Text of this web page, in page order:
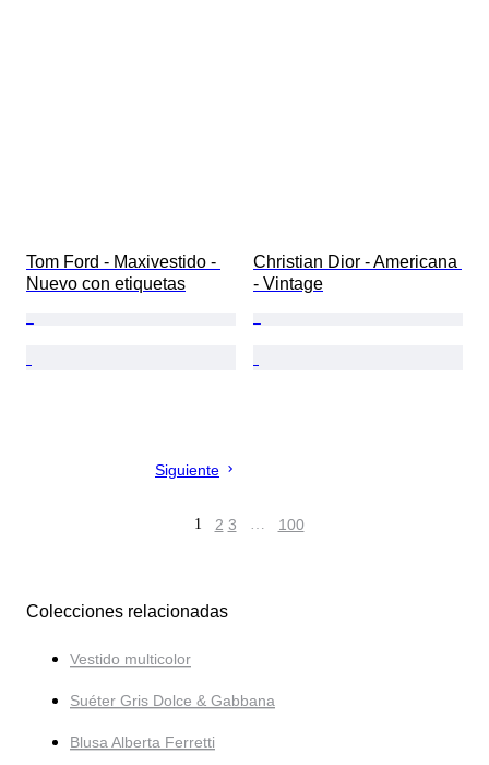
Tom Ford - Maxivestido -
Nuevo con etiquetas
Christian Dior - Americana
- Vintage
Siguiente
1 2 3 … 100
Colecciones relacionadas
Vestido multicolor
Suéter Gris Dolce & Gabbana
Blusa Alberta Ferretti